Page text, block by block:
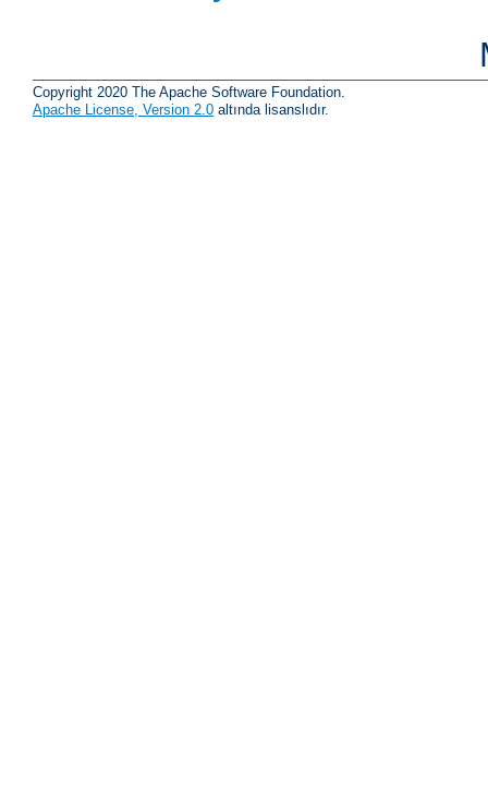
Copyright 2020 The Apache Software Foundation.
Apache License, Version 2.0 altında lisanslıdır.